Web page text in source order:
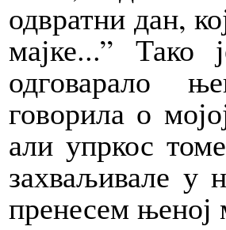
одвратни дан,
мајке...” Тако
одговарало
говорила о
али упркос
захваљива­ле у
пренесем њеној